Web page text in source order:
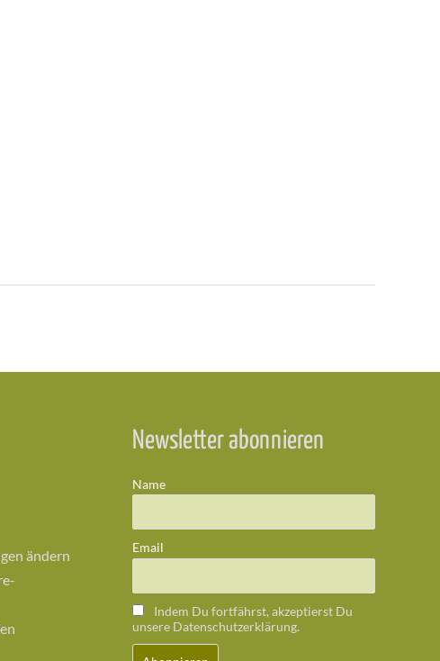
ändern
Newsletter abonnieren
Name
Email
Indem Du fortfährst, akzeptierst Du
unsere Datenschutzerklärung.